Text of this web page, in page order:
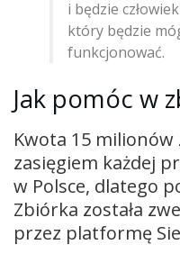
i będzie
który będzie
funkcjonować.
Jak pomóc w
Kwota 15 milionów
zasięgiem każdej
w Polsce, dlatego
Zbiórka została
przez platformę